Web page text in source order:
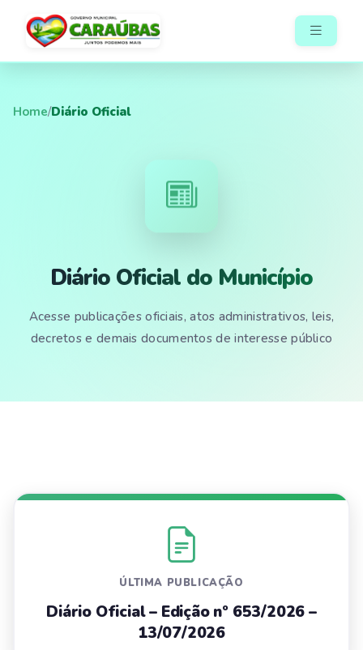
Home/Diário Oficial
Diário Oficial do Município
Acesse publicações oficiais, atos administrativos, leis,
decretos e demais documentos de interesse público
ÚLTIMA PUBLICAÇÃO
Diário Oficial – Edição nº 653/2026 –
13/07/2026